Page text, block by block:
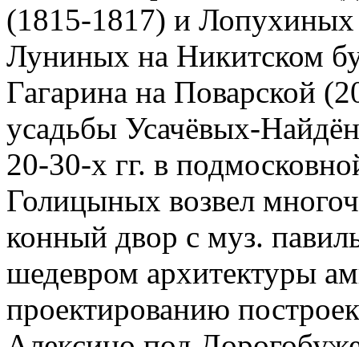
(1815-1817) и Лопухиных
Луниных на Никитском
Гагарина на Поварской
усадьбы Усачёвых-
20-30-х гг. в
Голицыных возвел
конный двор с муз.
шедевром архитектуры
проектированию